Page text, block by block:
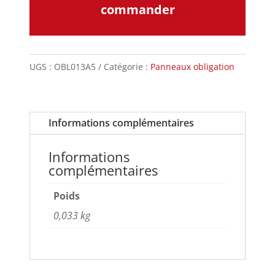
commander
UGS : OBL013A5 Catégorie : Panneaux obligation
Informations complémentaires
Informations
complémentaires
Poids
0,033 kg